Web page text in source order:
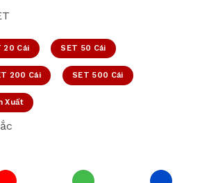
20 Cái SET 50 Cái
200 Cái SET 500 Cái
Xuất